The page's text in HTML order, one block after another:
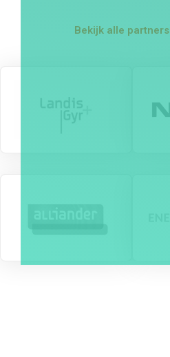
Bekijk alle partners